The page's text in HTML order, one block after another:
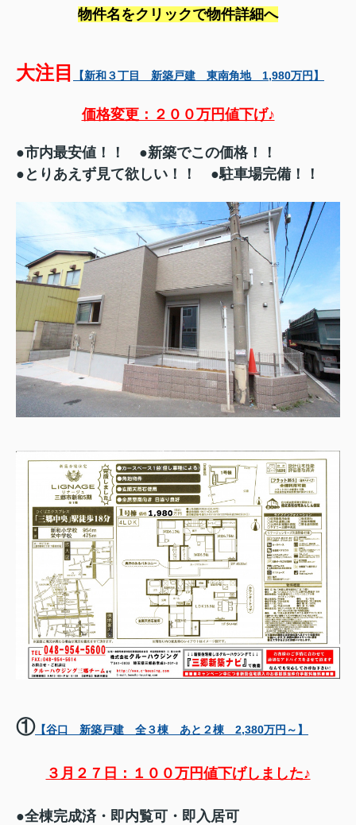
物件名をクリックで物件詳細へ
大注目 【新和３丁目 新築戸建 東南角地 1,980万円】
価格変更：２００万円値下げ♪
●市内最安値！！ ●新築でこの価格！！
●とりあえず見て欲しい！！ ●駐車場完備！！
①【谷口 新築戸建 全３棟 あと２棟 2,380万円～】
３月２７日：１００万円値下げしました♪
●全棟完成済・即内覧可・即入居可